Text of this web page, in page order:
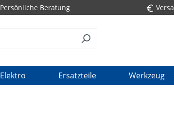
Persönliche Beratung
Elektro Ersatzteile Werkzeug